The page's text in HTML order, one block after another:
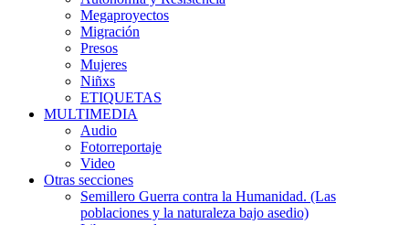
Megaproyectos
Migración
Presos
Mujeres
Niñxs
ETIQUETAS
MULTIMEDIA
Audio
Fotorreportaje
Video
Otras secciones
Semillero Guerra contra la Humanidad. (Las
poblaciones y la naturaleza bajo asedio)